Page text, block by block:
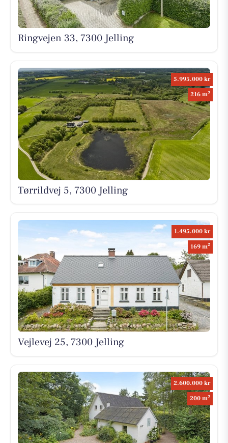
Ringvejen 33, 7300 Jelling
5.995.000 kr
216 m2
Tørrildvej 5, 7300 Jelling
1.495.000 kr
169 m2
Vejlevej 25, 7300 Jelling
2.600.000 kr
200 m2